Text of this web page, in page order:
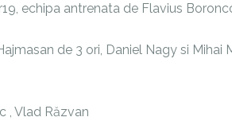
echipa antrenata de Flavius
de 3 ori, Daniel Nagy si Mihai
, Vlad Răzvan